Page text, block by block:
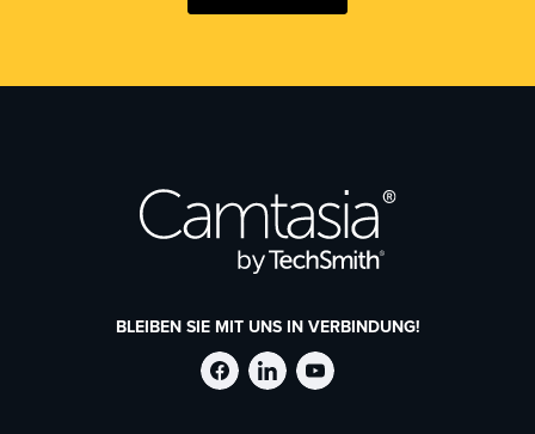
BLEIBEN SIE MIT UNS IN VERBINDUNG!
TechSmith
TechSmith
TechSmith